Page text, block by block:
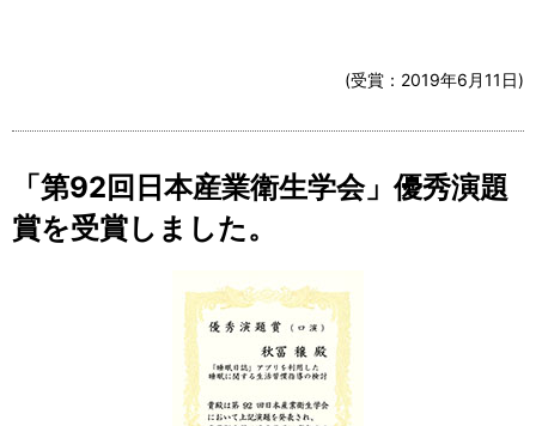
(受賞： 2019年6月11日)
「第92回日本産業衛生学会」優秀演題
賞を受賞しました。